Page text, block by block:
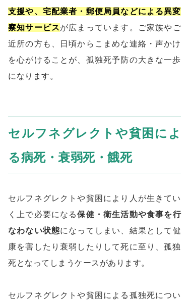
支援や、宅配業者・郵便局員などによる異変
察知サービスが広まっています。ご家族やご
近所の方も、日頃からこまめな連絡・声かけ
を心がけることが、孤独死予防の大きな一歩
になります。
セルフネグレクトや貧困によ
る病死・衰弱死・餓死
セルフネグレクトや貧困により人が生きてい
く上で必要になる保健・衛生活動や食事を行
なわない状態になってしまい、結果として健
康を害したり衰弱したりして死に至り、孤独
死となってしまうケースがあります。
セルフネグレクトや貧困による孤独死につい